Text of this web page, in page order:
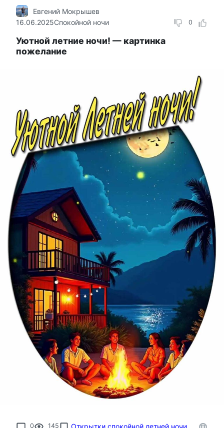
0
Евгений Мокрышев
16.06.2025Спокойной ночи
Уютной летние ночи! — картинка
пожелание
0 145 Открытки спокойной летней ночи